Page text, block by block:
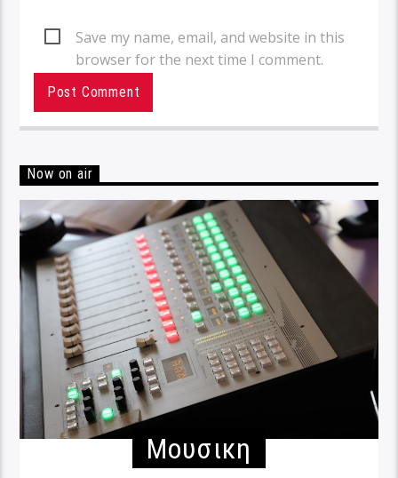
Save my name, email, and website in this
browser for the next time I comment.
Now on air
Μουσικη